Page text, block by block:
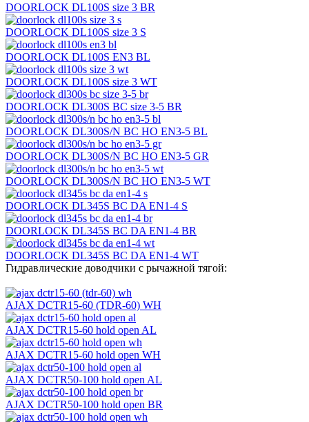
DOORLOCK DL100S size 3 BR
DOORLOCK DL100S size 3 S
DOORLOCK DL100S EN3 BL
DOORLOCK DL100S size 3 WT
DOORLOCK DL300S BC size 3-5 BR
DOORLOCK DL300S/N BC HO EN3-5 BL
DOORLOCK DL300S/N BC HO EN3-5 GR
DOORLOCK DL300S/N BC HO EN3-5 WT
DOORLOCK DL345S BC DA EN1-4 S
DOORLOCK DL345S BC DA EN1-4 BR
DOORLOCK DL345S BC DA EN1-4 WT
Гидравлические доводчики с рычажной тягой:
AJAX DCTR15-60 (TDR-60) WH
AJAX DCTR15-60 hold open AL
AJAX DCTR15-60 hold open WH
AJAX DCTR50-100 hold open AL
AJAX DCTR50-100 hold open BR